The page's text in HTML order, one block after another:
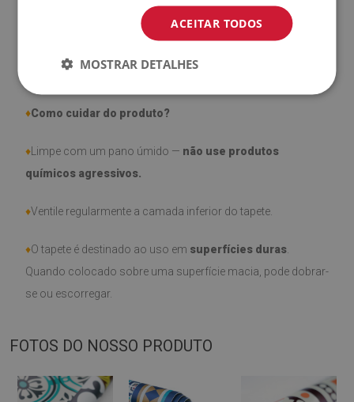
Por favor, lembre-se de que danos causados pelo uso ao
garantia.
♦Como cuidar do produto?
♦Limpe com um pano úmido — não use produtos
químicos agressivos.
♦Ventile regularmente a camada inferior do tapete.
♦O tapete é destinado ao uso em superfícies duras
Quando colocado sobre uma superfície macia, pode dobrar-
se ou escorregar.
FOTOS DO NOSSO PRODUTO
ACEITAR TODOS
MOSTRAR DETALHES